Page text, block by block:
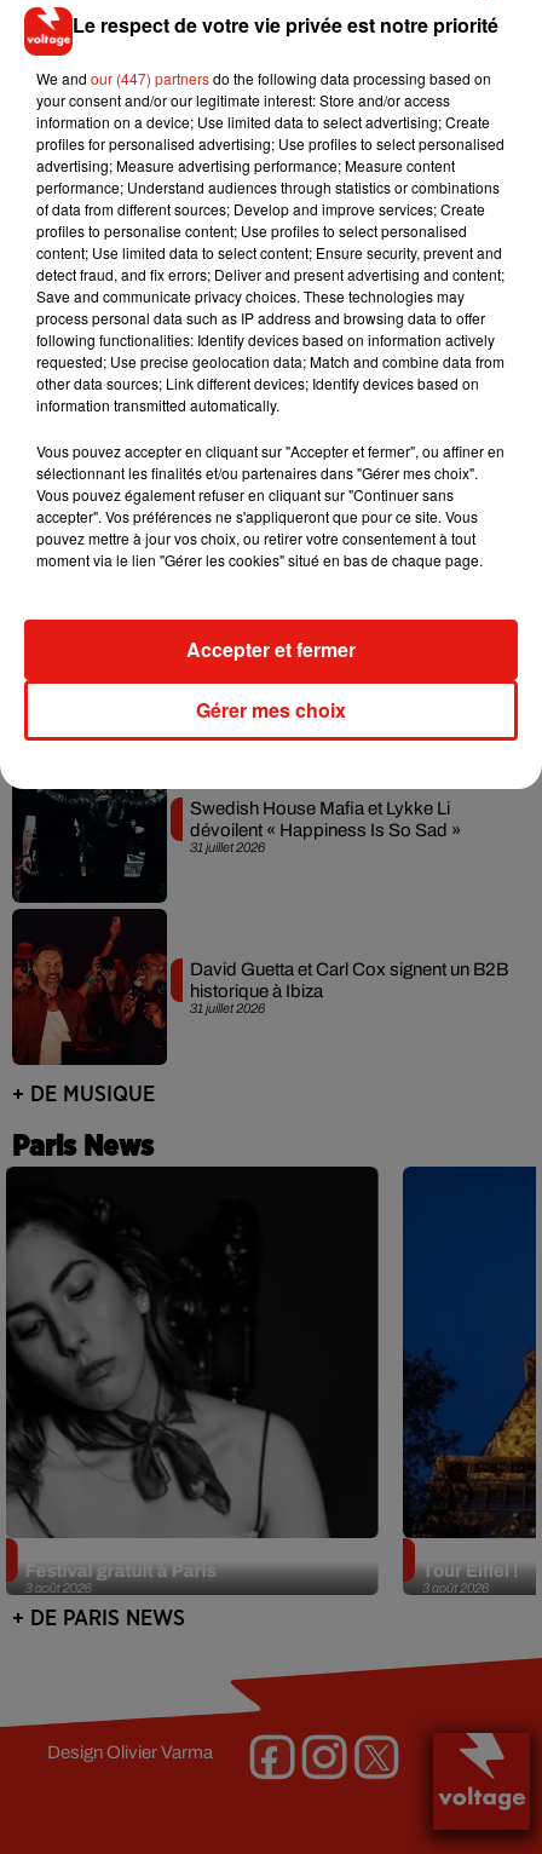
Musique
RÜFÜS DU SOL annonce un nouvel
album après sa tournée mondiale
7 août 2026
Angèle et Amélie Lens dévoilent leur
collaboration tant attendue
6 août 2026
Il y a 10 ans, DJ Snake changeait de
dimension avec son premier...
3 août 2026
Fred again.. et Latin Mafia dévoilent enfin
31 juillet 2026
Swedish House Mafia et Lykke Li
dévoilent « Happiness Is So Sad »
31 juillet 2026
David Guetta et Carl Cox signent un B2B
historique à Ibiza
+ DE MUSIQUE
Paris News
3 août 2026
Festival gratuit à Paris
3 août 2026
Tour Eiffel !
+ DE PARIS NEWS
DesignOlivier Varma
Le respect de votre vie privée est notre priorité
We and our (447) partnersdo the following data processing based on
your consent and/or our legitimate interest: Store and/or access
information on a device; Use limited data to select advertising; Create
profiles for personalised advertising; Use profiles to select personalised
advertising; Measure advertising performance; Measure content
performance; Understand audiences through statistics or combinations
of data from different sources; Develop and improve services; Create
profiles to personalise content; Use profiles to select personalised
content; Use limited data to select content; Ensure security, prevent and
detect fraud, and fix errors; Deliver and present advertising and content;
Save and communicate privacy choices. These technologies may
process personal data such as IP address and browsing data to offer
following functionalities: Identify devices based on information actively
requested; Use precise geolocation data; Match and combine data from
other data sources; Link different devices; Identify devices based on
information transmitted automatically.
Vous pouvez accepter en cliquant sur "Accepter et fermer", ou affiner en
sélectionnant les finalités et/ou partenaires dans "Gérer mes choix".
Vous pouvez également refuser en cliquant sur "Continuer sans
accepter". Vos préférences ne s'appliqueront que pour ce site. Vous
pouvez mettre à jour vos choix, ou retirer votre consentement à tout
moment via le lien "Gérer les cookies" situé en bas de chaque page.
Gérer mes choix
Accepter et fermer